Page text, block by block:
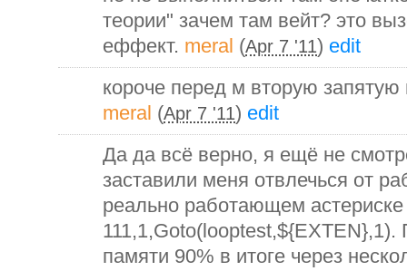
теории" зачем там вейт? это
еффект. meral (Apr 7 '11) edit
короче перед м вторую запятую
meral (Apr 7 '11) edit
Да да всё верно, я ещё не
заставили меня отвлечься от
реально работающем
памяти 90% в итоге через